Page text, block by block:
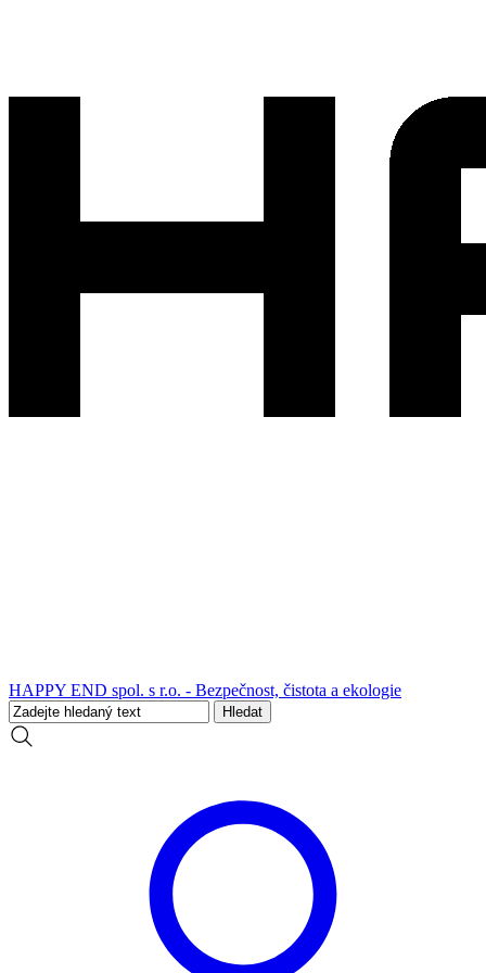
HAPPY END spol. s r.o. - Bezpečnost, čistota a ekologie